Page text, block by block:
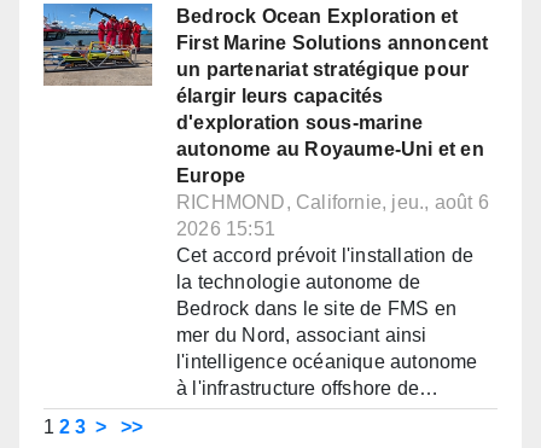
Bedrock Ocean Exploration et
First Marine Solutions annoncent
un partenariat stratégique pour
élargir leurs capacités
d'exploration sous-marine
autonome au Royaume-Uni et en
Europe
RICHMOND, Californie, jeu., août 6
2026 15:51
Cet accord prévoit l'installation de
la technologie autonome de
Bedrock dans le site de FMS en
mer du Nord, associant ainsi
l'intelligence océanique autonome
à l'infrastructure offshore de…
1 2 3 > >>